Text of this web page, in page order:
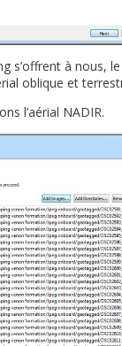
s’offrent à nous,
oblique et
l’aérial NADIR.